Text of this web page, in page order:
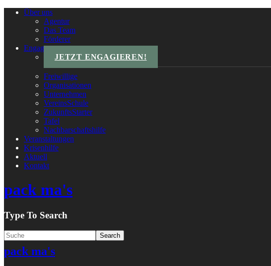
Über uns
Agentur
Das Team
Förderer
Engagements
JETZT ENGAGIEREN!
Freiwillige
Organisationen
Unternehmen
VereinsSchule
ZukunftsStarter
Tafel
Nachbarschaftshilfe
Veranstaltungen
Krisenhilfe
Aktuell
Kontakt
pack ma's
Type To Search
pack ma's